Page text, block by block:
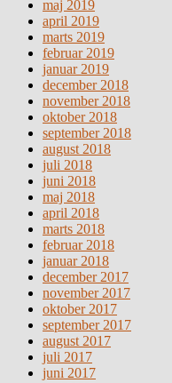
maj 2019
april 2019
marts 2019
februar 2019
januar 2019
december 2018
november 2018
oktober 2018
september 2018
august 2018
juli 2018
juni 2018
maj 2018
april 2018
marts 2018
februar 2018
januar 2018
december 2017
november 2017
oktober 2017
september 2017
august 2017
juli 2017
juni 2017